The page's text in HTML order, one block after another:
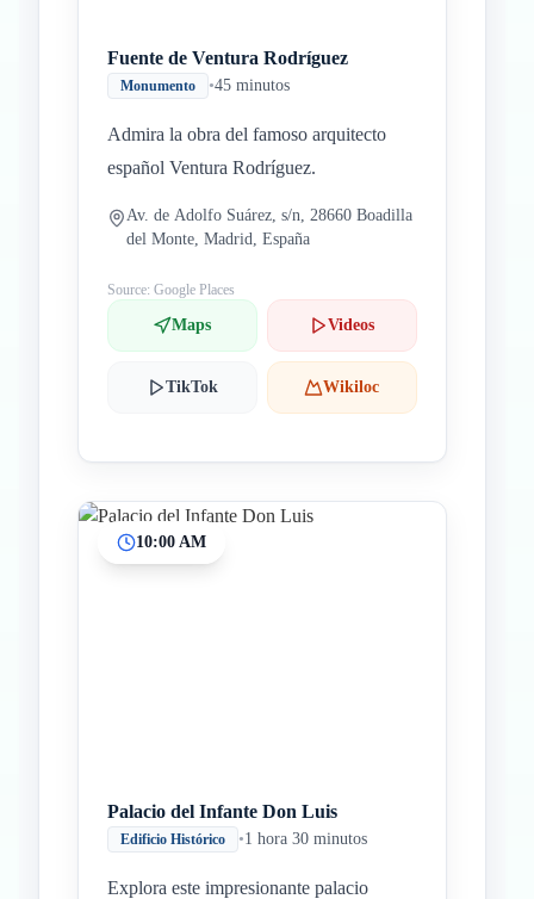
Fuente de Ventura Rodríguez
Monumento •45 minutos
Admira la obra del famoso arquitecto
español Ventura Rodríguez.
Av. de Adolfo Suárez, s/n, 28660 Boadilla
del Monte, Madrid, España
Source: Google Places
Maps Videos
TikTok Wikiloc
10:00 AM
Palacio del Infante Don Luis
Edificio Histórico •1 hora 30 minutos
Explora este impresionante palacio